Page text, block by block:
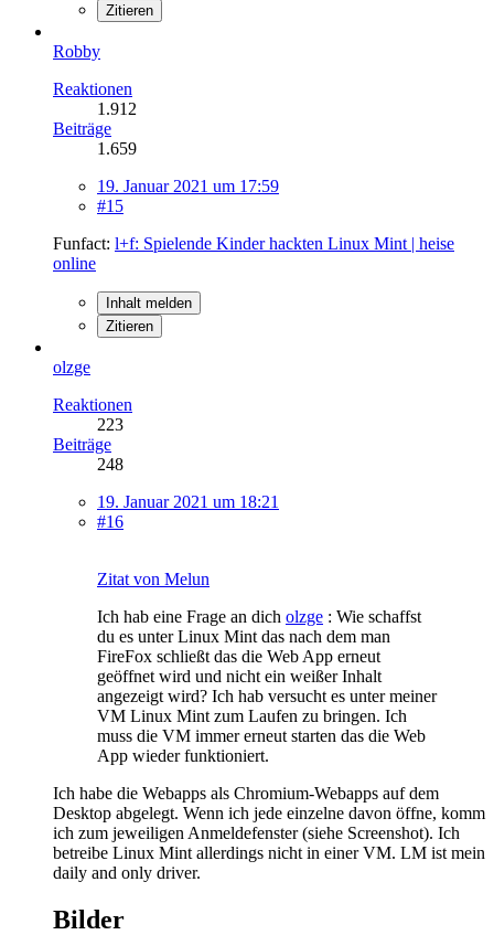
Zitieren
Robby
Reaktionen
1.912
Beiträge
1.659
19. Januar 2021 um 17:59
#15
Funfact: l+f: Spielende Kinder hackten Linux Mint | heise
online
Inhalt melden
Zitieren
olzge
Reaktionen
223
Beiträge
248
19. Januar 2021 um 18:21
#16
Zitat von Melun
Ich hab eine Frage an dich olzge : Wie schaffst
du es unter Linux Mint das nach dem man
FireFox schließt das die Web App erneut
geöffnet wird und nicht ein weißer Inhalt
angezeigt wird? Ich hab versucht es unter meiner
VM Linux Mint zum Laufen zu bringen. Ich
muss die VM immer erneut starten das die Web
App wieder funktioniert.
Ich habe die Webapps als Chromium-Webapps auf dem
Desktop abgelegt. Wenn ich jede einzelne davon öffne, komm
ich zum jeweiligen Anmeldefenster (siehe Screenshot). Ich
betreibe Linux Mint allerdings nicht in einer VM. LM ist mein
daily and only driver.
Bilder